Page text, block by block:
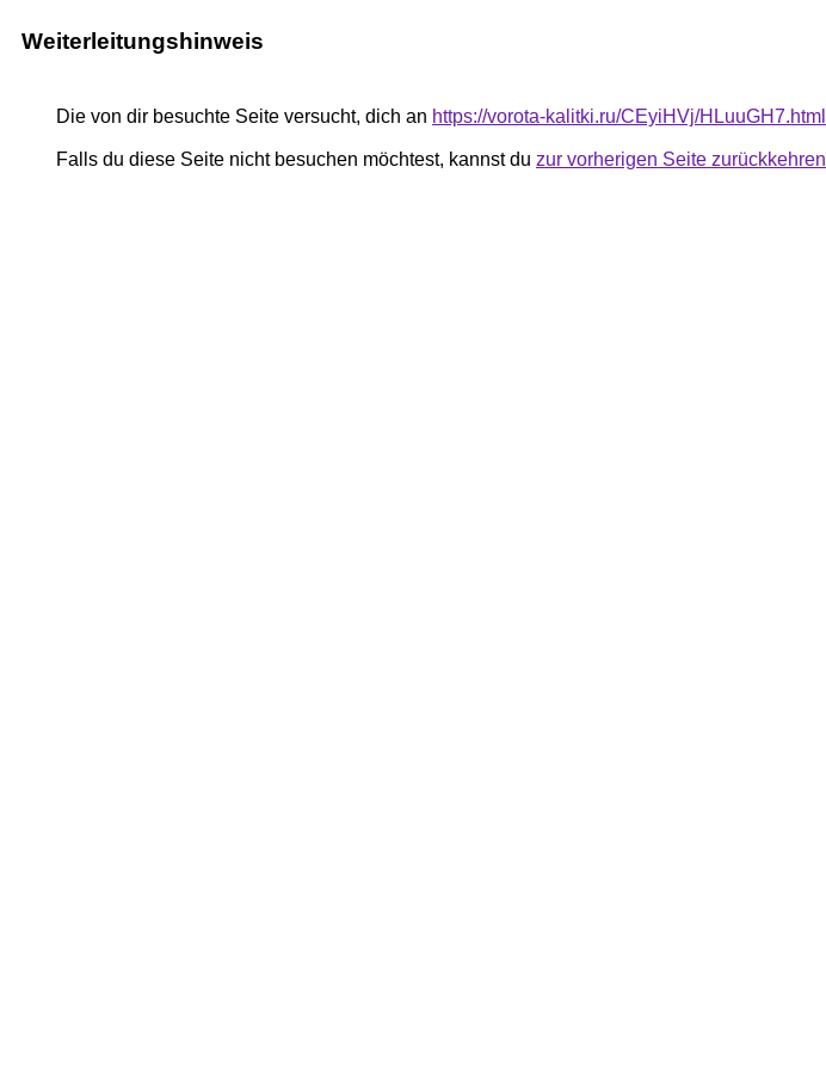
Weiterleitungshinweis
Die von dir besuchte Seite versucht, dich an https://vorota-kalitki.ru/CEyiHVj/HLuuGH7.html
Falls du diese Seite nicht besuchen möchtest, kannst du zur vorherigen Seite zurückkehren